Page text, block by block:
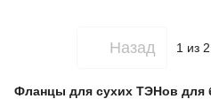
Назад 1 из 2
Фланцы для сухих ТЭНов для